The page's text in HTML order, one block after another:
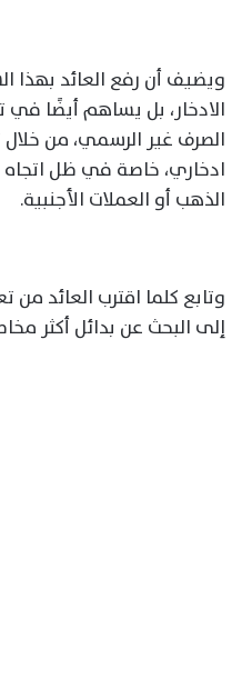
ويضيف أن رفع العائد
الادخار، بل يساهم أيضًا
الصرف غير الرسمي، من خلال
ادخاري، خاصة في ظل اتجاه
الذهب أو العملات الأجنبية.
وتابع كلما اقترب العائد من
إلى البحث عن بدائل أكثر